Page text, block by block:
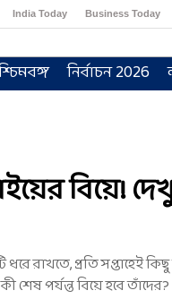
India Today Business Today
নির্বাচন 2026
বিয়ে!
রাখতে, প্রতি সপ্তাহেই
শেষ পর্যন্ত বিয়ে হবে তাঁদের?